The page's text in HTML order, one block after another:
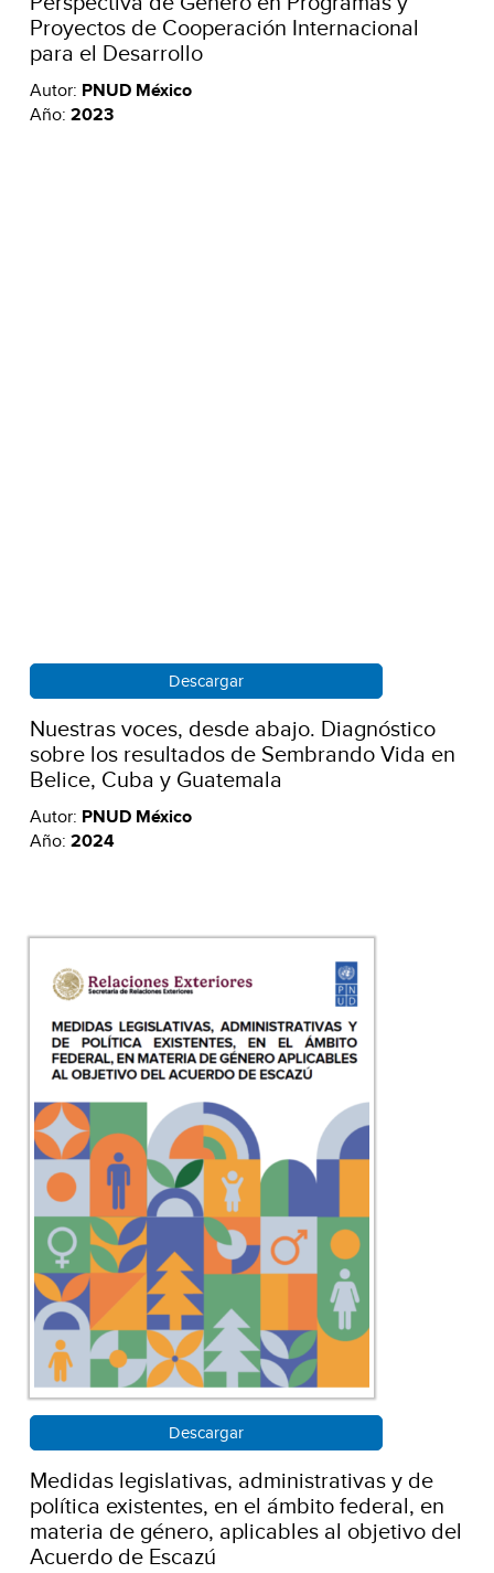
Proyectos de Cooperación Internacional
para el Desarrollo
Autor: PNUD México
Año: 2023
Descargar
Nuestras voces, desde abajo. Diagnóstico
sobre los resultados de Sembrando Vida en
Belice, Cuba y Guatemala
Autor: PNUD México
Año: 2024
Descargar
Medidas legislativas, administrativas y de
política existentes, en el ámbito federal, en
materia de género, aplicables al objetivo del
Acuerdo de Escazú